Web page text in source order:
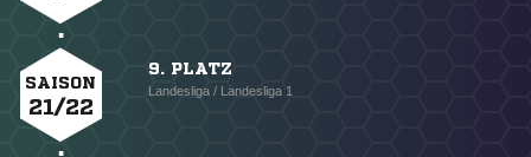
SAISON
21/22
9. PLATZ
Landesliga / Landesliga 1